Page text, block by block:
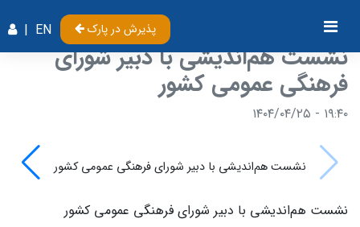
EN
| پذیرش در پارک
نشست هم‌اندیشی با دبیر شورای
فرهنگی عمومی کشور
۱۹:۴۰ - ۱۴۰۴/۰۴/۲۵
نشست هم‌اندیشی با دبیر شورای فرهنگی عمومی کشور
نشست هم‌اندیشی با دبیر شورای فرهنگی عمومی کشور